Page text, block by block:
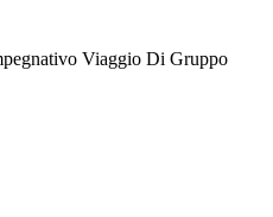
Viaggio Di Gruppo